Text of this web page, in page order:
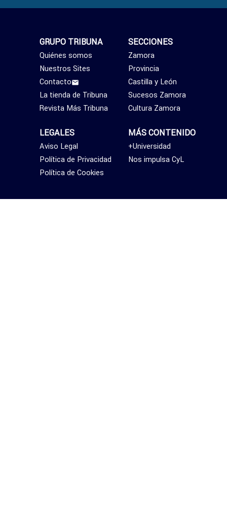
SECCIONES
Zamora
Provincia
Castilla y León
Sucesos Zamora
Cultura Zamora
MÁS CONTENIDO
+Universidad
Nos impulsa CyL
GRUPO TRIBUNA
Quiénes somos
Nuestros Sites
Contacto
La tienda de Tribuna
Revista Más Tribuna
LEGALES
Aviso Legal
Política de Privacidad
Política de Cookies